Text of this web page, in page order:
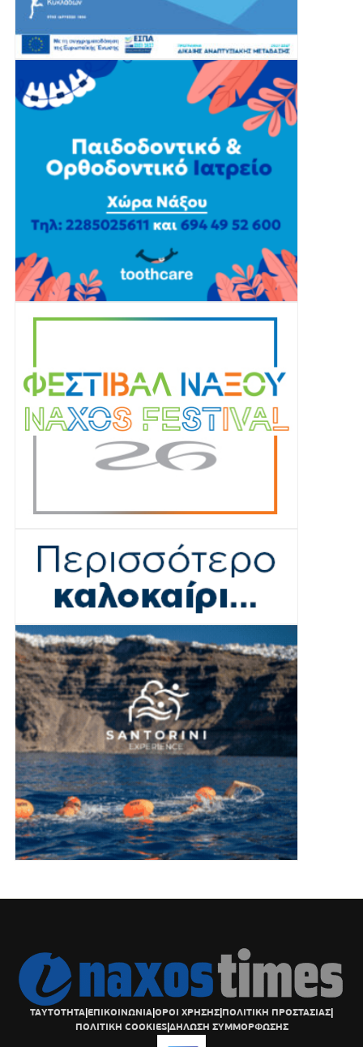
ΤΑΥΤΟΤΗΤΑ|ΕΠΙΚΟΙΝΩΝΙΑ|ΟΡΟΙ ΧΡΗΣΗΣ|ΠΟΛΙΤΙΚΗ ΠΡΟΣΤΑΣΙΑΣ|
ΠΟΛΙΤΙΚΗ COOKIES|ΔΗΛΩΣΗ ΣΥΜΜΟΡΦΩΣΗΣ